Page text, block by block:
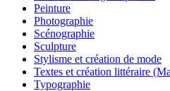
Peinture
Photographie
Scénographie
Sculpture
Stylisme et création de mode
Textes et création littéraire
Typographie